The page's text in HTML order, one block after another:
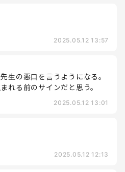
2025.05.12 13:57
生の悪口を言うようになる。
れる前のサインだと思う。
2025.05.12 13:01
2025.05.12 12:13